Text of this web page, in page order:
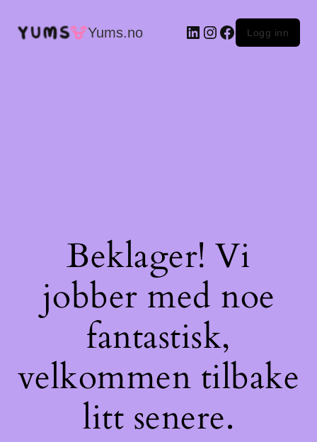
Yums.no LinkedIn
Instagram
Facebook
Logg inn
Beklager! Vi
jobber med noe
fantastisk,
velkommen tilbake
litt senere.